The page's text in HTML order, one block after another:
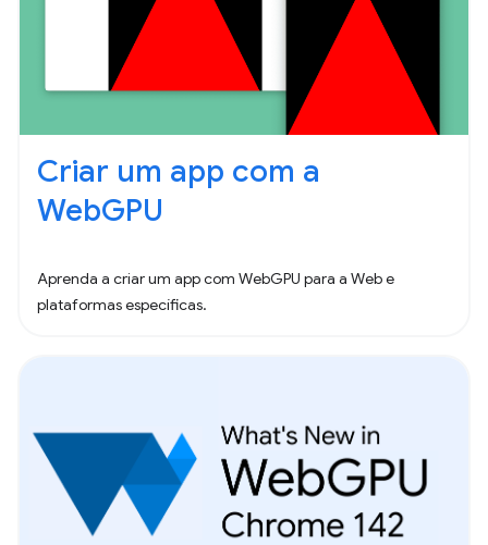
Criar um app com a
WebGPU
Aprenda a criar um app com WebGPU para a Web e
plataformas específicas.